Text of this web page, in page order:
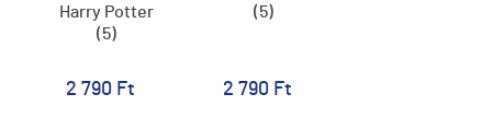
Harry Potter
(5)
2 790 Ft
(5)
2 790 Ft